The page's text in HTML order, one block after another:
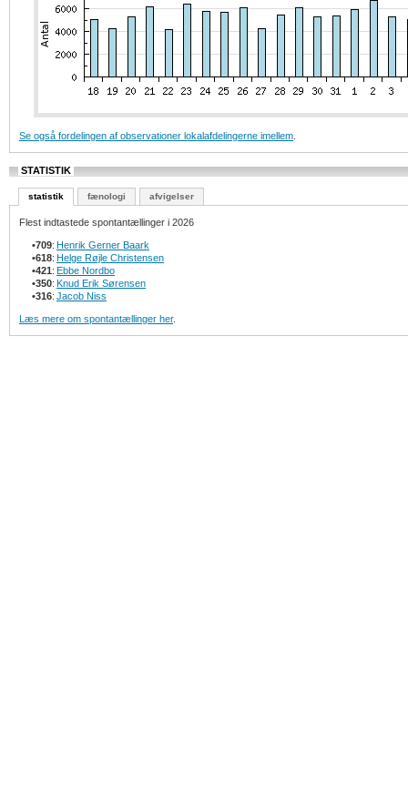
Se også fordelingen af observationer lokalafdelingerne imellem
STATISTIK
statistik fænologi afvigelser
Flest indtastede spontantællinger i 2026
•709: Henrik Gerner Baark
•618: Helge Røjle Christensen
•421: Ebbe Nordbo
•350: Knud Erik Sørensen
•316: Jacob Niss
Læs mere om spontantællinger her.